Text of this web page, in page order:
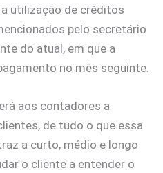
utilização de créditos
pelo secretário
do atual, em que a
no mês seguinte.
aos contadores a
de tudo o que essa
a curto, médio e longo
o cliente a entender o